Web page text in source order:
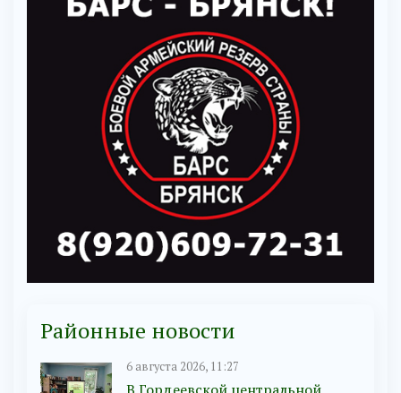
Районные новости
6 августа 2026, 11:27